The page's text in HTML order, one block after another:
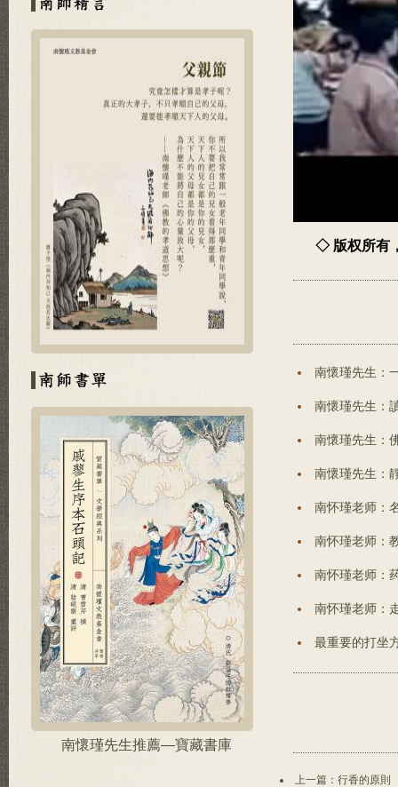
南懷瑾先生推薦—寶藏書庫
◇ 版权所有
南懷瑾先生：
南懷瑾先生：
南懷瑾先生：
南懷瑾先生：
南怀瑾老师：
南怀瑾老师：
南怀瑾老师：
南怀瑾老师：
最重要的打
上一篇：行香的原則